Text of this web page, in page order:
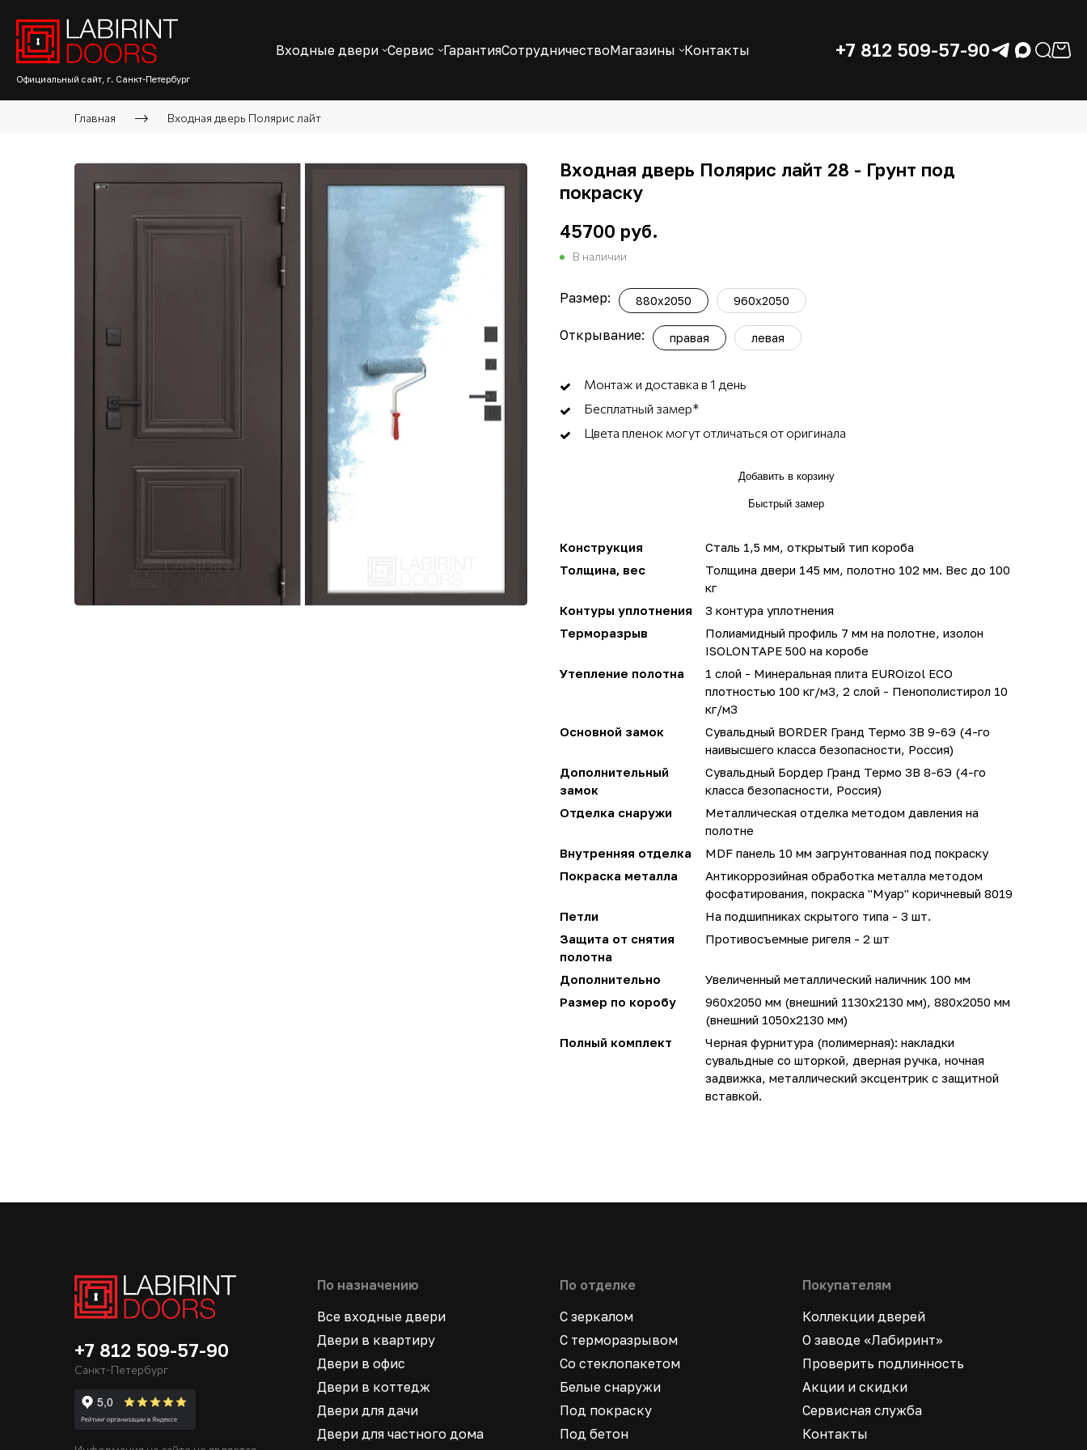
Официальный сайт, г. Санкт-Петербург
Входные двери Сервис ГарантияСотрудничествоМагазины Контакты +7 812 509-57-90
Главная Входная дверь Полярис лайт
Входная дверь Полярис лайт 28 - Грунт под
покраску
45700 руб.
В наличии
Размер: 880x2050 960x2050
Открывание: правая левая
Монтаж и доставка в 1 день
Бесплатный замер*
Цвета пленок могут отличаться от оригинала
Добавить в корзину
Быстрый замер
Конструкция
Сталь 1,5 мм, открытый тип короба
Толщина, вес
Толщина двери 145 мм, полотно 102 мм. Вес до 100
кг
Контуры уплотнения
3 контура уплотнения
Терморазрыв
Полиамидный профиль 7 мм на полотне, изолон
ISOLONTAPE 500 на коробе
Утепление полотна
1 слой - Минеральная плита EUROizol ECO
плотностью 100 кг/м3, 2 слой - Пенополистирол 10
кг/м3
Основной замок
Сувальдный BORDER Гранд Термо 3В 9-6Э (4-го
наивысшего класса безопасности, Россия)
Дополнительный
замок
Сувальдный Бордер Гранд Термо 3В 8-6Э (4-го
класса безопасности, Россия)
Отделка снаружи
Металлическая отделка методом давления на
полотне
Внутренняя отделка
MDF панель 10 мм загрунтованная под покраску
Покраска металла
Антикоррозийная обработка металла методом
фосфатирования, покраска "Муар" коричневый 8019
Петли
На подшипниках скрытого типа - 3 шт.
Защита от снятия
полотна
Противосъемные ригеля - 2 шт
Дополнительно
Увеличенный металлический наличник 100 мм
Размер по коробу
960х2050 мм (внешний 1130х2130 мм), 880х2050 мм
(внешний 1050х2130 мм)
Полный комплект
Черная фурнитура (полимерная): накладки
сувальдные со шторкой, дверная ручка, ночная
задвижка, металлический эксцентрик с защитной
вставкой.
+7 812 509-57-90
Санкт-Петербург
По назначению
Все входные двери
Двери в квартиру
Двери в офис
Двери в коттедж
Двери для дачи
Двери для частного дома
По отделке
С зеркалом
С терморазрывом
Со стеклопакетом
Белые снаружи
Под покраску
Под бетон
Покупателям
Коллекции дверей
О заводе «Лабиринт»
Проверить подлинность
Акции и скидки
Сервисная служба
Контакты